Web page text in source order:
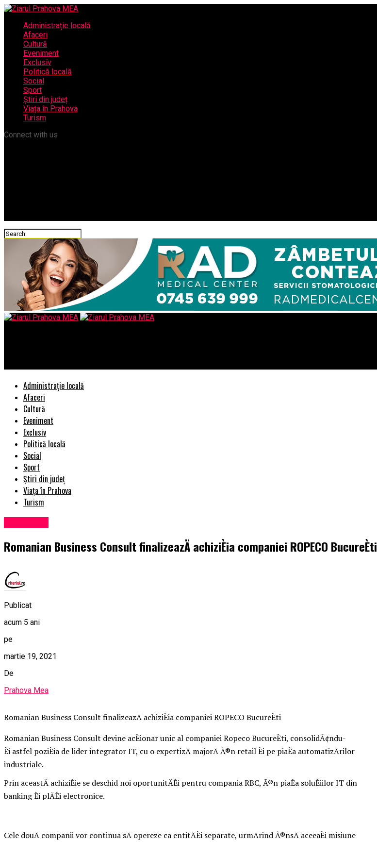
Administrație locală
Afaceri
Cultură
Eveniment
Exclusiv
Politică locală
Social
Sport
Știri din județ
Viața în Prahova
Turism
Connect with us
Administrație locală
Afaceri
Cultură
Eveniment
Exclusiv
Politică locală
Social
Sport
Știri din județ
Viața în Prahova
Turism
Romanian Business Consult finalizeazÄ achiziÈia companiei ROPECO BucureÈti
Publicat
acum 5 ani
pe
martie 19, 2021
De
Prahova Mea
Romanian Business Consult finalizeazÄ achiziÈia companiei ROPECO BucureÈti
Romanian Business Consult devine acÈionar unic al companiei Ropeco BucureÈti, consolidÃ¢ndu-
Èi astfel poziÈia de lider integrator IT, cu o expertizÄ majorÄ Ã®n retail Èi pe piaÈa automatizÄrilor
industriale.
Prin aceastÄ achiziÈie se deschid noi oportunitÄÈi pentru compania RBC, Ã®n piaÈa soluÈiilor IT din
banking Èi plÄÈi electronice.
Cele douÄ companii vor continua sÄ opereze ca entitÄÈi separate, urmÄrind Ã®nsÄ aceeaÈi misiune